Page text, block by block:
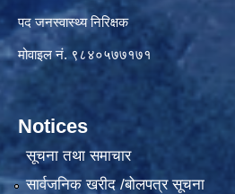
पद जनस्वास्थ्य निरिक्षक
मोवाइल नं. ९८४०५७७१७१
Notices
सूचना तथा समाचार
सार्वजनिक खरीद /बोलपत्र सूचना